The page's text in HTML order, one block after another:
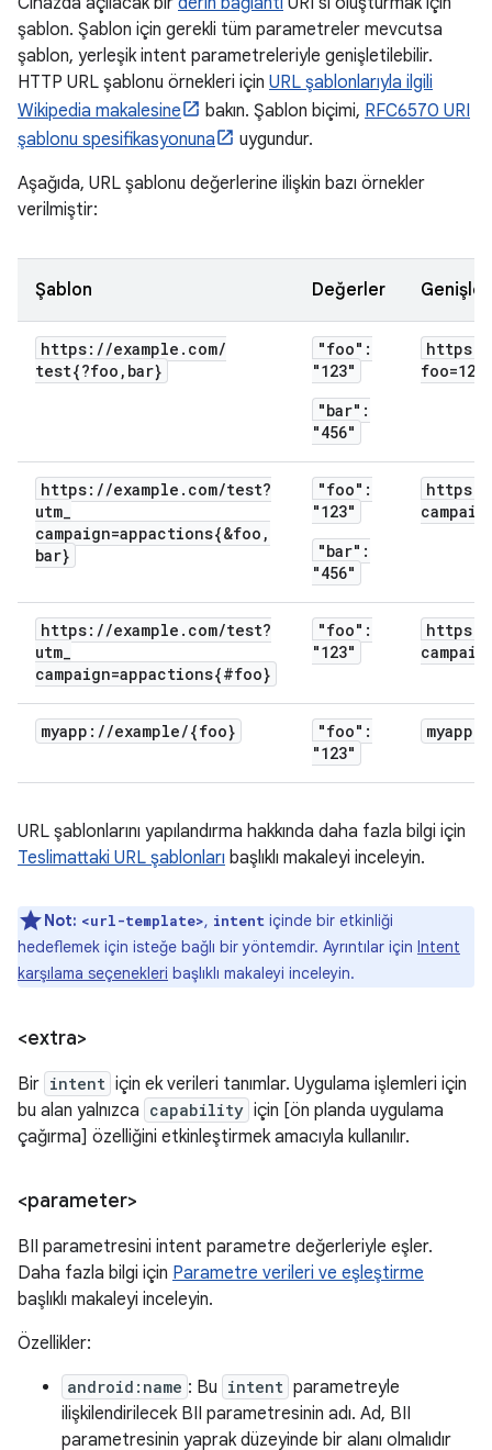
şablon. Şablon için gerekli tüm parametreler mevcutsa
şablon, yerleşik intent parametreleriyle genişletilebilir.
HTTP URL şablonu örnekleri için URL şablonlarıyla ilgili
Wikipedia makalesine
bakın. Şablon biçimi, RFC6570 URI
şablonu spesifikasyonuna
uygundur.
Aşağıda, URL şablonu değerlerine ilişkin bazı örnekler
verilmiştir:
Şablon Değerler
https: //example . com/
test{?foo , bar}
"foo":
"123"
"bar":
"456"
https:
https: //example . com/test?
utm_
campaign=appactions{&foo ,
bar}
"foo":
"123"
"bar":
"456"
https:
https: //example . com/test?
utm_
campaign=appactions{#foo}
"foo":
"123"
https:
myapp: //example/{foo}
"foo":
"123"
myapp:
URL şablonlarını yapılandırma hakkında daha fazla bilgi için
Teslimattaki URL şablonları başlıklı makaleyi inceleyin.
Not: <url-template>, intent içinde bir etkinliği
hedeflemek için isteğe bağlı bir yöntemdir. Ayrıntılar için Intent
karşılama seçenekleri başlıklı makaleyi inceleyin.
<extra>
Bir intent için ek verileri tanımlar. Uygulama işlemleri için
bu alan yalnızca capability için [ön planda uygulama
çağırma] özelliğini etkinleştirmek amacıyla kullanılır.
<parameter>
BII parametresini intent parametre değerleriyle eşler.
Daha fazla bilgi için Parametre verileri ve eşleştirme
başlıklı makaleyi inceleyin.
Özellikler:
android:name : Bu intent parametreyle
ilişkilendirilecek BII parametresinin adı. Ad, BII
parametresinin yaprak düzeyinde bir alanı olmalıdır